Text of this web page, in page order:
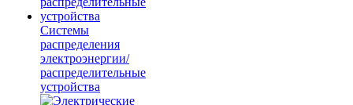
Системы
распределения
электроэнергии/
распределительные
устройства